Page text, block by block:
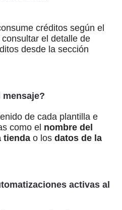
créditos según el
el detalle de
desde la sección
mensaje?
de cada plantilla e
como el nombre del
tienda o los datos de la
activas al